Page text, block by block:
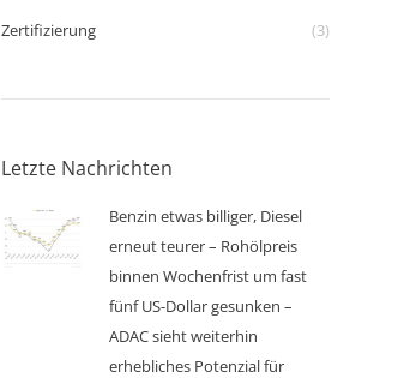
Zertifizierung
(3)
Letzte Nachrichten
Benzin etwas billiger, Diesel
erneut teurer – Rohölpreis
binnen Wochenfrist um fast
fünf US-Dollar gesunken –
ADAC sieht weiterhin
erhebliches Potenzial für